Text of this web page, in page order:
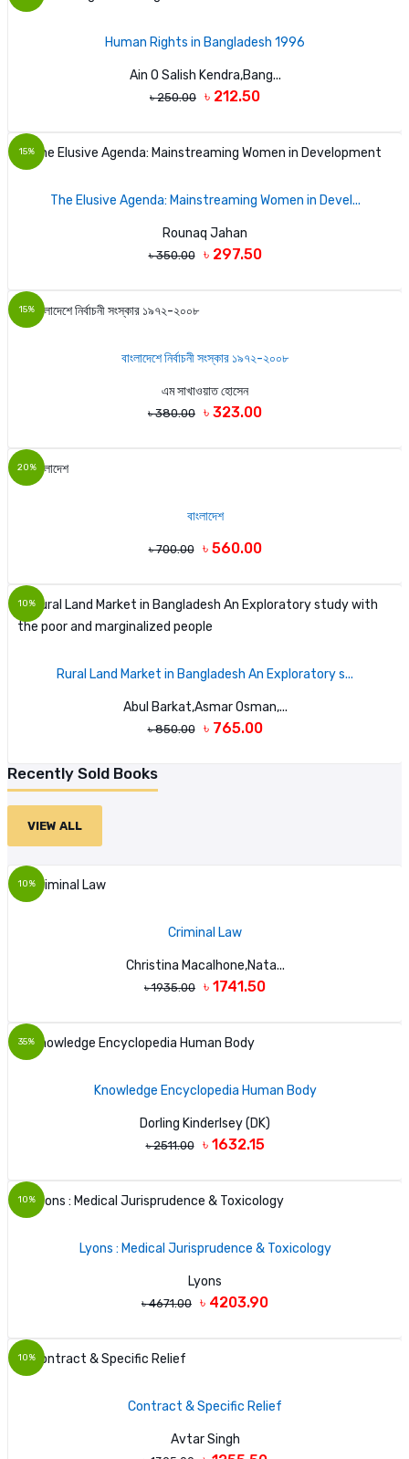
Human Rights in Bangladesh 1996
Ain O Salish Kendra,Bang...
৳ 250.00 ৳ 212.50
15%
The Elusive Agenda: Mainstreaming Women in Devel...
Rounaq Jahan
৳ 350.00 ৳ 297.50
15%
বাংলাদেশে নির্বাচনী সংস্কার ১৯৭২-২০০৮
এম সাখাওয়াত হোসেন
৳ 380.00 ৳ 323.00
20%
বাংলাদেশ
৳ 700.00 ৳ 560.00
10%
Rural Land Market in Bangladesh An Exploratory s...
Abul Barkat,Asmar Osman,...
৳ 850.00 ৳ 765.00
Recently Sold Books
VIEW ALL
10%
Criminal Law
Christina Macalhone,Nata...
৳ 1935.00 ৳ 1741.50
35%
Knowledge Encyclopedia Human Body
Dorling Kinderlsey (DK)
৳ 2511.00 ৳ 1632.15
10%
Lyons : Medical Jurisprudence & Toxicology
Lyons
৳ 4671.00 ৳ 4203.90
10%
Contract & Specific Relief
Avtar Singh